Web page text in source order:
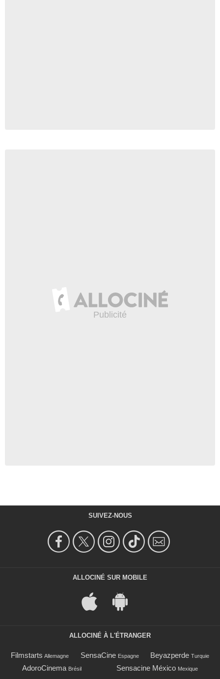
SUIVEZ-NOUS
ALLOCINÉ SUR MOBILE
ALLOCINÉ À L'ÉTRANGER
Filmstarts Allemagne SensaCine Espagne Beyazperde Turquie
AdoroCinema Brésil Sensacine México Mexique